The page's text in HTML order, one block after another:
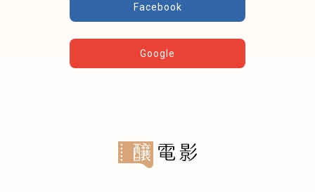
Facebook
Google